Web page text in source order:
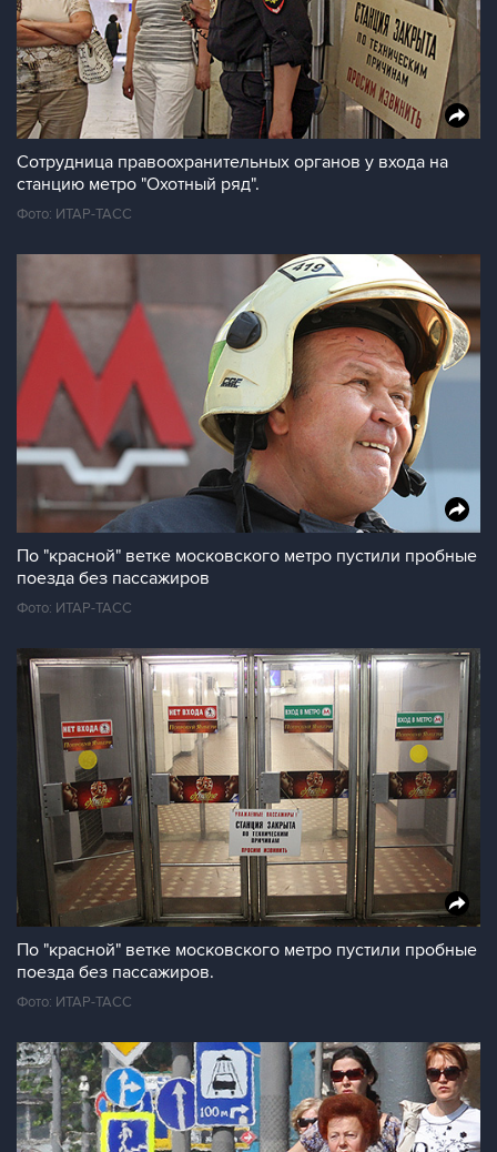
Сотрудница правоохранительных органов у входа на
станцию метро "Охотный ряд".
Фото: ИТАР-ТАСС
По "красной" ветке московского метро пустили пробные
поезда без пассажиров
Фото: ИТАР-ТАСС
По "красной" ветке московского метро пустили пробные
поезда без пассажиров.
Фото: ИТАР-ТАСС